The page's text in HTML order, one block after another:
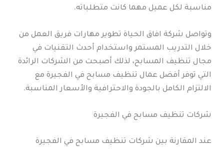
مناسبة لكل عميل مهما كانت متطلباته.
وتواصل شركة افاق الحياة تطوير مهارات فريق العمل من
خلال التدريب المستمر واستخدام أحدث التقنيات في
مجال تنظيف المسابح، لذلك أصبحت من الشركات الرائدة
التي توفر أفضل عمال تنظيف مسابح في الفجيرة مع
الالتزام الكامل بالجودة والاحترافية والأسعار المناسبة.
شركات تنظيف مسابح في الفجيرة
عند المقارنة بين شركات تنظيف مسابح في الفجيرة